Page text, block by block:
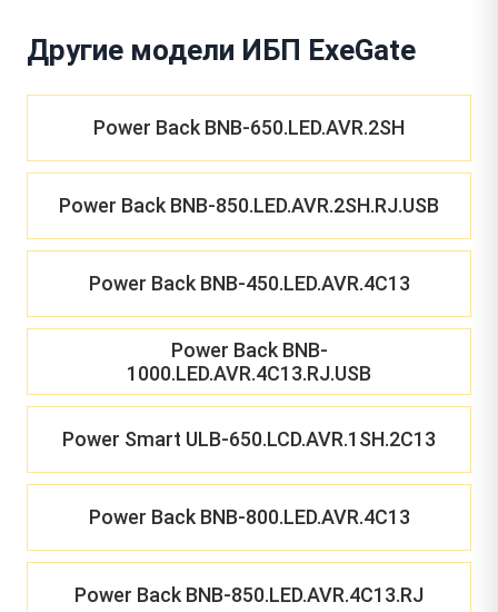
Другие модели ИБП ExeGate
Power Back BNB-650.LED.AVR.2SH
Power Back BNB-850.LED.AVR.2SH.RJ.USB
Power Back BNB-450.LED.AVR.4C13
Power Back BNB-
1000.LED.AVR.4C13.RJ.USB
Power Smart ULB-650.LCD.AVR.1SH.2C13
Power Back BNB-800.LED.AVR.4C13
Power Back BNB-850.LED.AVR.4C13.RJ